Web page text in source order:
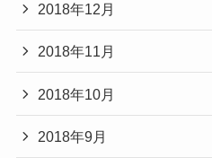
2018年12月
2018年11月
2018年10月
2018年9月